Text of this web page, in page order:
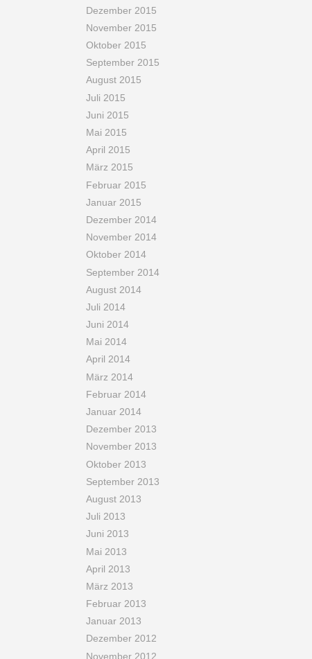
Dezember 2015
November 2015
Oktober 2015
September 2015
August 2015
Juli 2015
Juni 2015
Mai 2015
April 2015
März 2015
Februar 2015
Januar 2015
Dezember 2014
November 2014
Oktober 2014
September 2014
August 2014
Juli 2014
Juni 2014
Mai 2014
April 2014
März 2014
Februar 2014
Januar 2014
Dezember 2013
November 2013
Oktober 2013
September 2013
August 2013
Juli 2013
Juni 2013
Mai 2013
April 2013
März 2013
Februar 2013
Januar 2013
Dezember 2012
November 2012